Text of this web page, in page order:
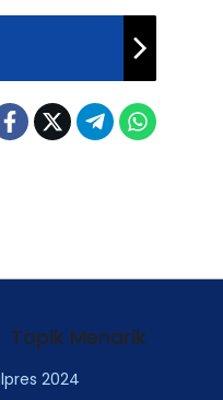
Topik Menarik
2024